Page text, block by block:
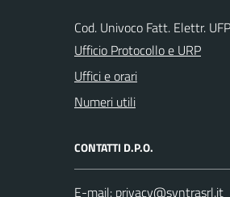
Cod. Univoco Fatt. Elettr.
Ufficio Protocollo e URP
Uffici e orari
Numeri utili
CONTATTI D.P.O.
E-mail: